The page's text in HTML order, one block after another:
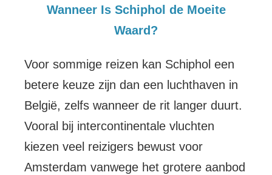
Wanneer Is Schiphol de Moeite
Waard?
Voor sommige reizen kan Schiphol een
betere keuze zijn dan een luchthaven in
België, zelfs wanneer de rit langer duurt.
Vooral bij intercontinentale vluchten
kiezen veel reizigers bewust voor
Amsterdam vanwege het grotere aanbod